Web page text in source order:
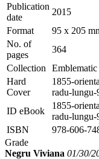
Publication
date
2015
Format
95 x 205
No. of
pages
364
Collection
Hard
Cover
1855-
radu-lungu-
ID eBook
1855-
radu-lungu-
ISBN
978-606-
Grade
Negru Viviana 01/30/